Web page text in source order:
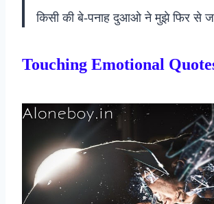
किसी की बे-पनाह दुआओ ने मुझे फिर से
Touching Emotional